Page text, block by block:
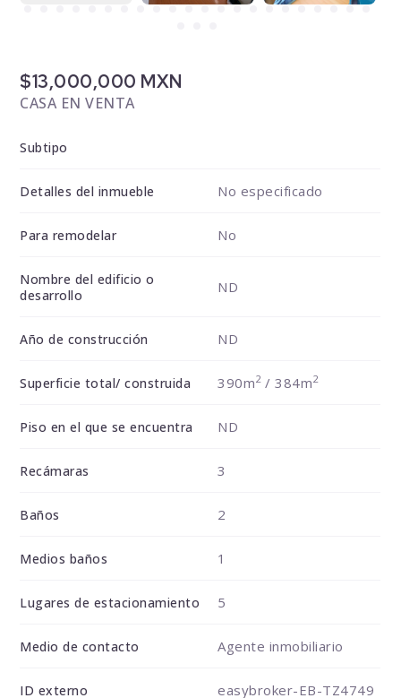
$13,000,000 MXN
CASA EN VENTA
Subtipo
Detalles del inmueble No especificado
Para remodelar No
Nombre del edificio o
desarrollo
ND
Año de construcción ND
Superficie total/ construida 390m2/ 384m2
Piso en el que se encuentra ND
Recámaras 3
Baños 2
Medios baños 1
Lugares de estacionamiento 5
Medio de contacto Agente inmobiliario
ID externo easybroker-EB-TZ4749